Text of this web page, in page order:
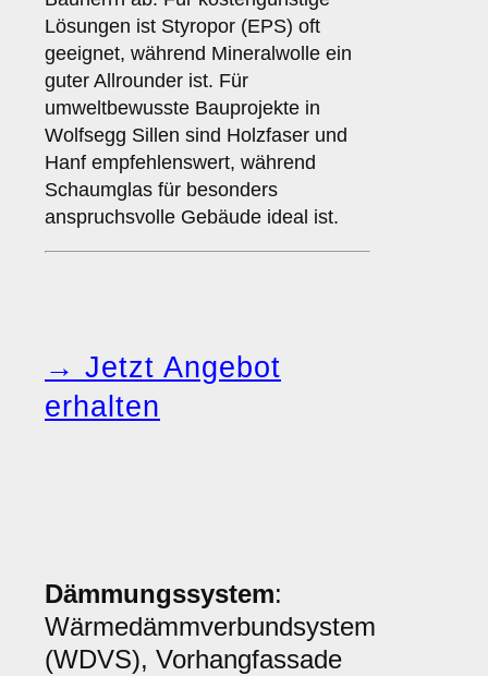
Lösungen ist Styropor (EPS) oft
geeignet, während Mineralwolle ein
guter Allrounder ist. Für
umweltbewusste Bauprojekte in
Wolfsegg Sillen sind Holzfaser und
Hanf empfehlenswert, während
Schaumglas für besonders
anspruchsvolle Gebäude ideal ist.
→ Jetzt Angebot
erhalten
Dämmungssystem:
Wärmedämmverbundsystem
(WDVS), Vorhangfassade